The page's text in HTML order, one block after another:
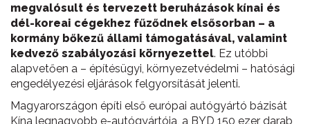
megvalósult és tervezett beruházások kínai és
dél-koreai cégekhez fűződnek elsősorban – a
kormány bőkezű állami támogatásával, valamint
kedvező szabályozási környezettel. Ez utóbbi
alapvetően a – építésügyi, környezetvédelmi – hatósági
engedélyezési eljárások felgyorsítását jelenti.
Magyarországon építi első európai autógyártó bázisát
Kína legnagyobb e-autógyártója, a BYD 150 ezer darab